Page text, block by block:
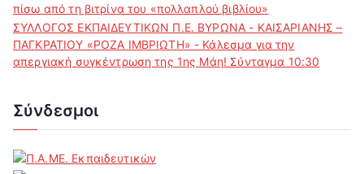
πίσω από τη βιτρίνα του «πολλαπλού βιβλίου»
ΣΥΛΛΟΓΟΣ ΕΚΠΑΙΔΕΥΤΙΚΩΝ Π.Ε. ΒΥΡΩΝΑ - ΚΑΙΣΑΡΙΑΝΗΣ –
ΠΑΓΚΡΑΤΙΟΥ «ΡΟΖΑ ΙΜΒΡΙΩΤΗ» - Κάλεσμα για την
απεργιακή συγκέντρωση της 1ης Μάη! Σύνταγμα 10:30
Σύνδεσμοι